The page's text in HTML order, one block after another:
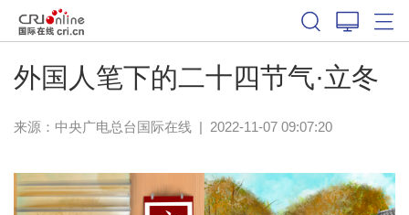
外国人笔下的二十四节气·立冬
来源：中央广电总台国际在线| 2022-11-07 09:07:20